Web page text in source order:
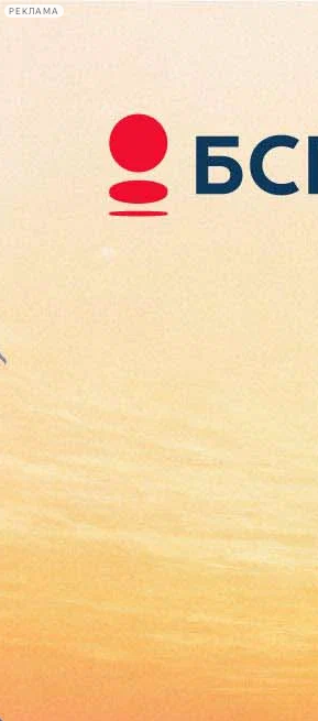
РЕКЛАМА
Сегодня:
2026.08.09
01:58
Афиша Plus